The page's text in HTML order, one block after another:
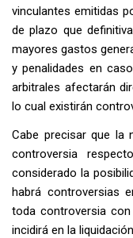
vinculantes emitidas
de plazo que
mayores gastos
y penalidades en
arbitrales afectarán
lo cual existirán
Cabe precisar que la
controversia
considerado la
habrá controversias
toda controversia
incidirá en la